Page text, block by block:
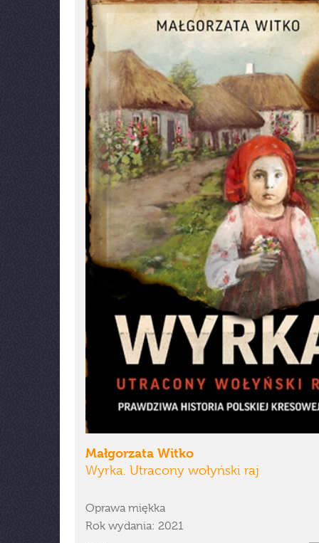
Małgorzata Witko
Wyrka. Utracony wołyński raj
Oprawa miękka
Rok wydania: 2021